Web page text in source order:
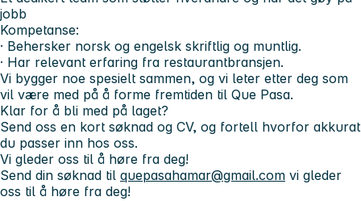
jobb
Kompetanse:
· Behersker norsk og engelsk skriftlig og muntlig.
· Har relevant erfaring fra restaurantbransjen.
Vi bygger noe spesielt sammen, og vi leter etter deg som
vil være med på å forme fremtiden til Que Pasa.
Klar for å bli med på laget?
Send oss en kort søknad og CV, og fortell hvorfor akkurat
du passer inn hos oss.
Vi gleder oss til å høre fra deg!
Send din søknad til quepasahamar@gmail.com vi gleder
oss til å høre fra deg!